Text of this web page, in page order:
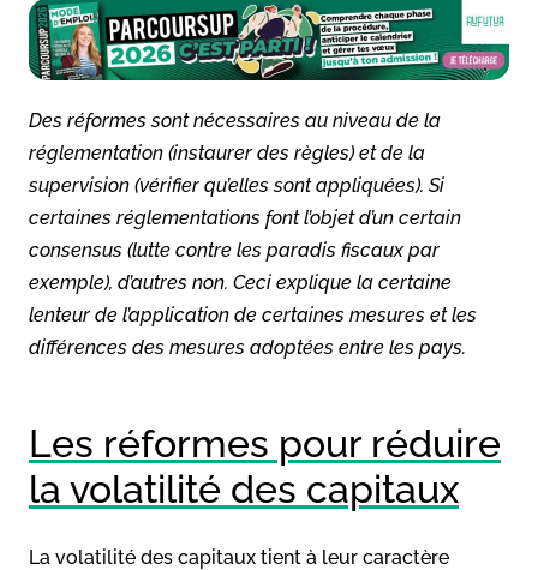
Des réformes sont nécessaires au niveau de la
réglementation (instaurer des règles) et de la
supervision (vérifier qu’elles sont appliquées). Si
certaines réglementations font l’objet d’un certain
consensus (lutte contre les paradis fiscaux par
exemple), d’autres non. Ceci explique la certaine
lenteur de l’application de certaines mesures et les
différences des mesures adoptées entre les pays.
Les réformes pour réduire
la volatilité des capitaux
La volatilité des capitaux tient à leur caractère